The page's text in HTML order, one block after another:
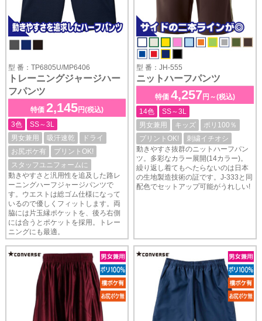
型 番：TP6805U/MP6406
トレーニングジャージハー
フパンツ
特価 2,145円(税込)
3色
SS～3L
男女兼用
吸汗速乾
ドライ
お尻ポケ有
プリントOK!
スタッフユニフォームに
動きやすさと汎用性を追及した路レ
ーニングハーフジャージパンツで
す。ウエストは総ゴム仕様になって
いるので優しくフィットします。両
脇には片玉縁ポケットを、後ろ右側
には合うとポケットを採用。トレー
ニングにも最適。
型 番：JH-555
ニットハーフパンツ
特価 4,257円～(税込)
14色
SS～3L
男女兼用
キッズ
ポリ100％
プリントOK!
刺繍イチオシ
動きやすさ抜群のニットハーフパン
ツ。多彩なカラー展開(14カラー)。
繰り返し着てもへたらないのは日本
の生地製造技術の証です。J-333と同
配色でセットアップ可能がうれしい!